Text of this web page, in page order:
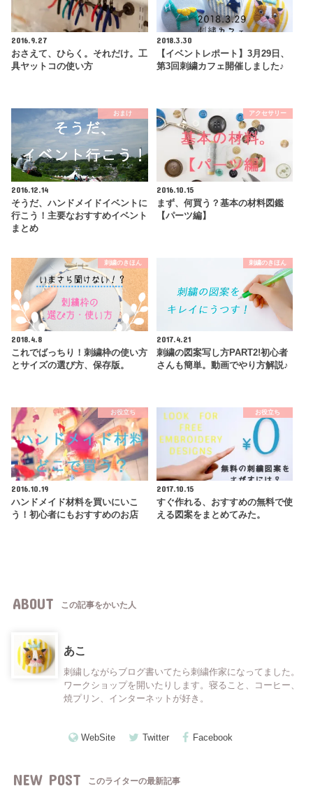
2016.9.27
おさえて、ひらく。それだけ。工
具ヤットコの使い方
2018.3.30
【イベントレポート】3月29日、
第3回刺繍カフェ開催しました♪
おまけ
2016.12.14
そうだ、ハンドメイドイベントに
行こう！主要なおすすめイベント
まとめ
アクセサリー
2016.10.15
まず、何買う？基本の材料図鑑
【パーツ編】
刺繍のきほん
2018.4.8
これでばっちり！刺繍枠の使い方
とサイズの選び方、保存版。
刺繍のきほん
2017.4.21
刺繍の図案写し方PART2!初心者
さんも簡単。動画でやり方解説♪
お役立ち
2016.10.19
ハンドメイド材料を買いにいこ
う！初心者にもおすすめのお店
お役立ち
2017.10.15
すぐ作れる、おすすめの無料で使
える図案をまとめてみた。
ABOUT この記事をかいた人
あこ
刺繍しながらブログ書いてたら刺繍作家になってました。
ワークショップを開いたりします。寝ること、コーヒー、
焼プリン、インターネットが好き。
WebSite Twitter Facebook
NEW POST このライターの最新記事